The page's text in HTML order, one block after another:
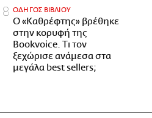
ΟΔΗΓΟΣ ΒΙΒΛΙΟΥ
Ο «Καθρέφτης» βρέθηκε
στην κορυφή της
Bookvoice. Τι τον
ξεχώρισε ανάμεσα στα
μεγάλα best sellers;